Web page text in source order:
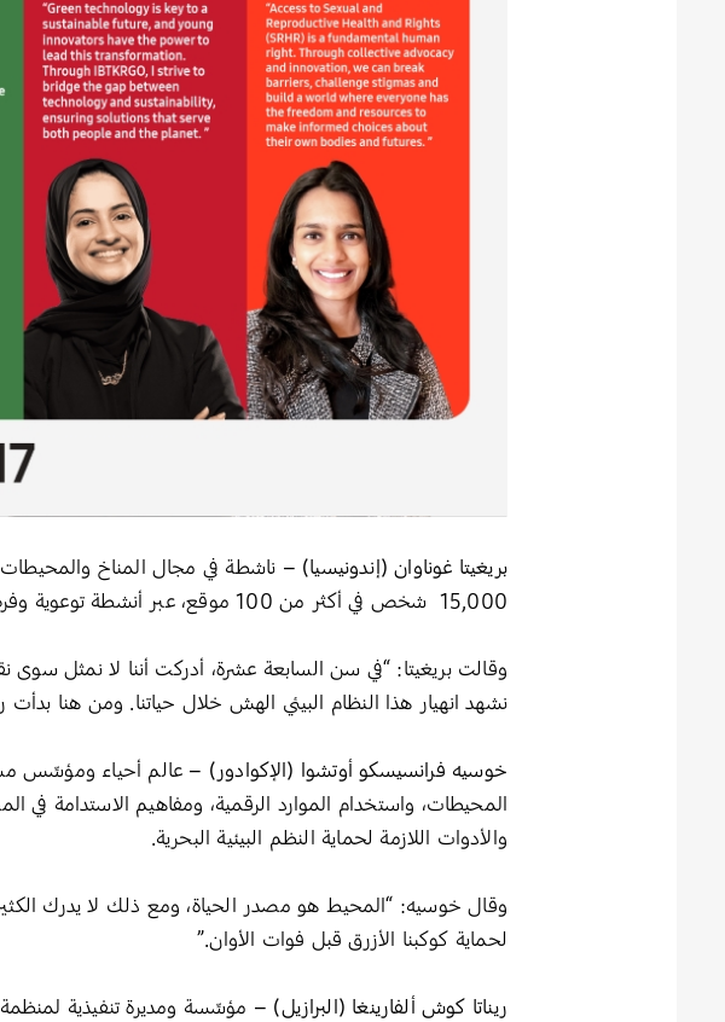
بريغيتا غوناوان (إندونيسيا) –
15,000 شخص في أكثر من 100 موقع، عبر أنشطة توعوية وفرص لحماية البيئة البحرية.
وقالت بريغيتا: “في سن السابعة عشرة، أدركت أننا لا نمثل
نشهد انهيار هذا النظام البيئي الهش خلال حياتنا. ومن هنا
خوسيه فرانسيسكو أوتشوا (الإكوادور) –
المحيطات، واستخدام الموارد الرقمية، ومفاهيم الاستدامة
والأدوات اللازمة لحماية النظم البيئية البحرية.
وقال خوسيه: “المحيط هو مصدر الحياة، ومع ذلك لا يدرك
لحماية كوكبنا الأزرق قبل فوات الأوان.”
ريناتا كوش ألفارينغا (البرازيل) –